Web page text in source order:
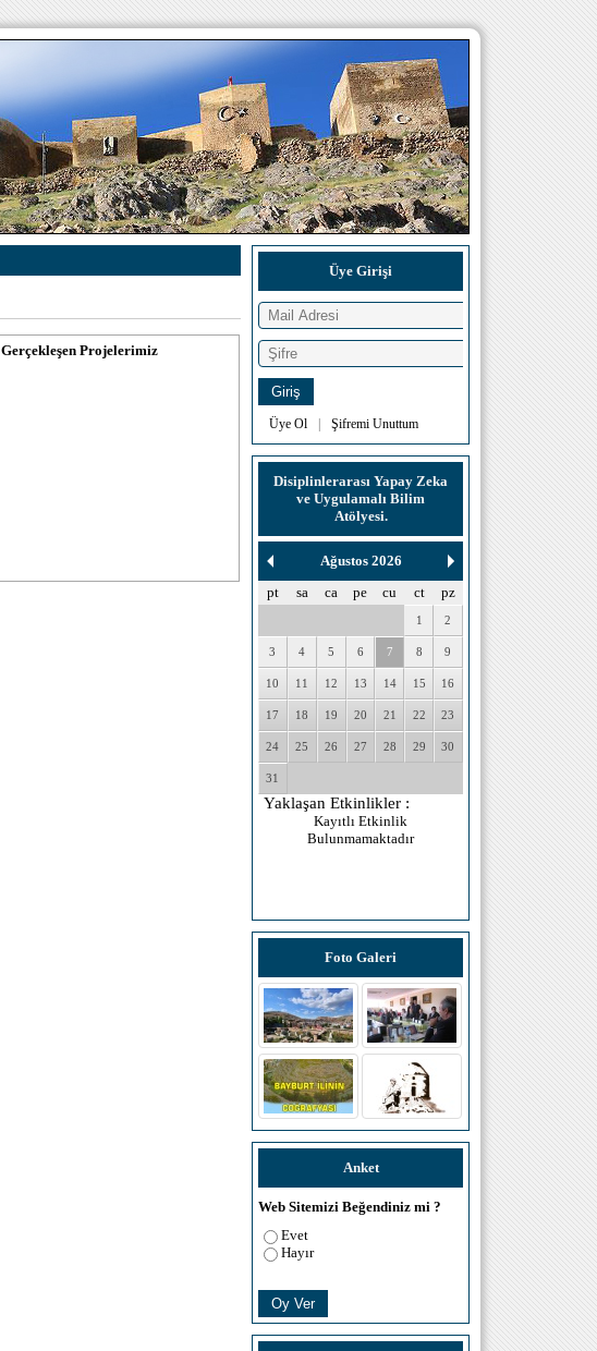
Gerçekleşen Projelerimiz
Üye Girişi
Şifremi Unuttum
Üye Ol
Disiplinlerarası Yapay Zeka
ve Uygulamalı Bilim
Atölyesi.
Ağustos 2026
pt
sa ca pe cu ct pz
1 2
3 4 5 6 7 8 9
10 11 12 13 14 15 16
17 18 19 20 21 22 23
24 25 26 27 28 29 30
31
Yaklaşan Etkinlikler :
Kayıtlı Etkinlik
Bulunmamaktadır
Foto Galeri
Anket
Web Sitemizi Beğendiniz mi ?
Evet
Hayır